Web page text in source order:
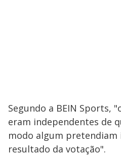
Segundo a BEIN Sports,
eram independentes de
modo algum pretendiam
resultado da votação".